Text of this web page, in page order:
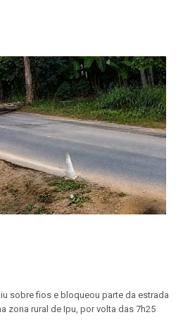
sobre fios e bloqueou parte da estrada
zona rural de Ipu, por volta das 7h25